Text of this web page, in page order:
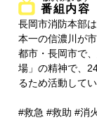
番組内容
長岡市消防本部
本一の信濃川が
都市・長岡市で
場」の精神で、
るため活動してい
#救急 #救助 #消